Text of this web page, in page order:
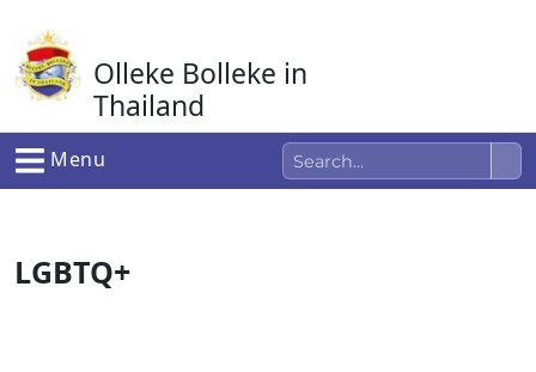
naar
de
inhoud
Olleke Bolleke in
Thailand
In Thailand
Menu
LGBTQ+